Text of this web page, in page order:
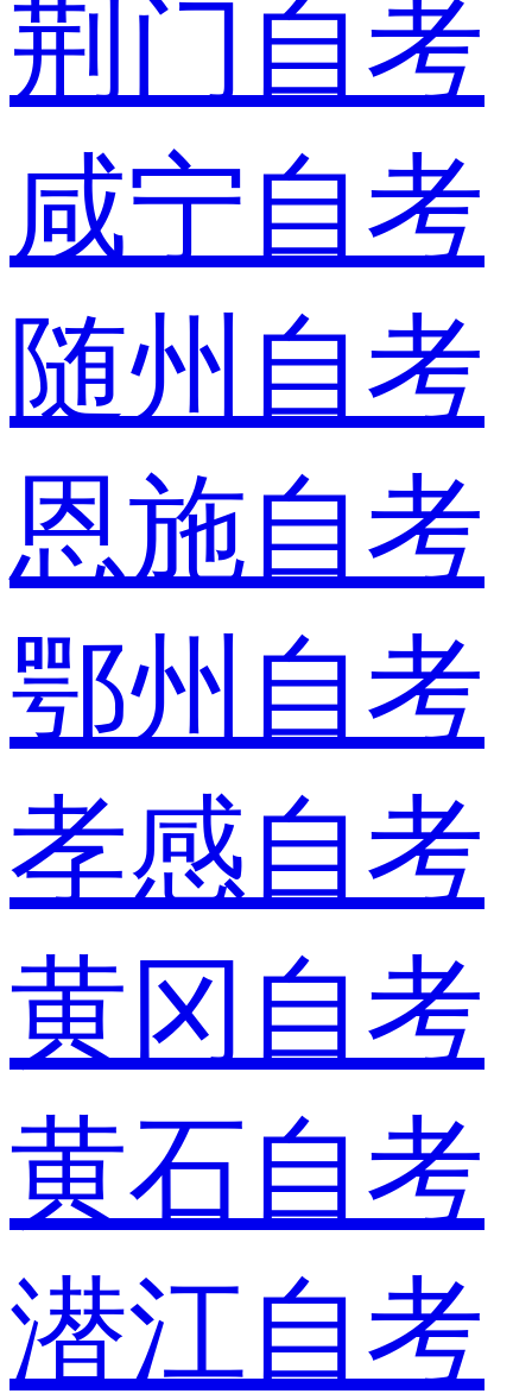
荆门自考
咸宁自考
随州自考
恩施自考
鄂州自考
孝感自考
黄冈自考
黄石自考
潜江自考